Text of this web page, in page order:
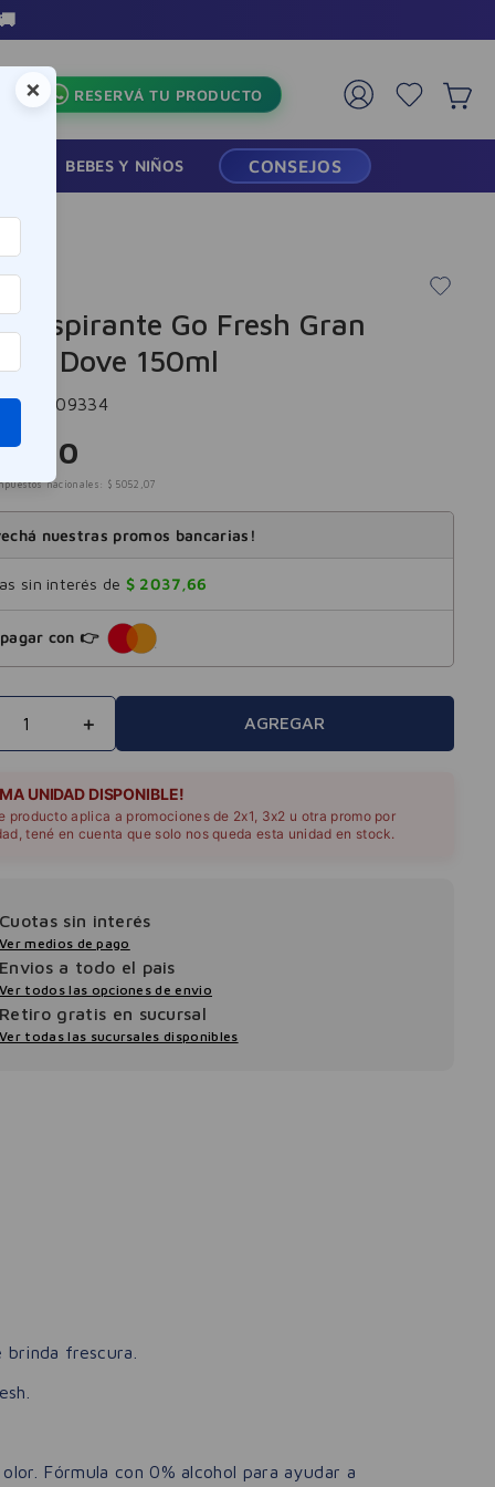
toda la tienda
RESERVÁ TU PRODUCTO
BEBES Y NIÑOS CONSEJOS
Go Fresh Gran
Dove 150ml
-309334
00
nacionales: $ 5052 ,07
nuestras promos bancarias!
sin interés de $ 2037,66
con 👉
＋ AGREGAR
UNIDAD DISPONIBLE!
producto aplica a promociones de 2x1, 3x2 u otra promo por
tené en cuenta que solo nos queda esta unidad en stock.
Cuotas sin interés
Ver medios de pago
Envios a todo el pais
Ver todos las opciones de envio
Retiro gratis en sucursal
Ver todas las sucursales disponibles
frescura.
Fórmula con 0% alcohol para ayudar a
×